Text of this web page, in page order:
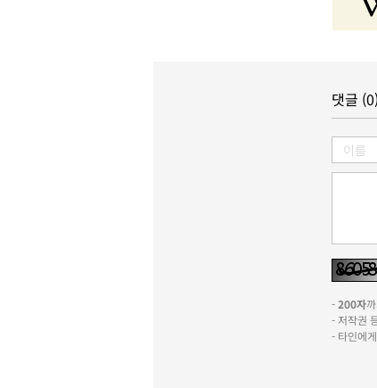
댓글 (0)
-200자
- 저작권
- 타인에